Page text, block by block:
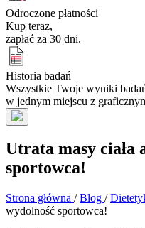
Odroczone płatności
Kup teraz,
zapłać za 30 dni.
Historia badań
Wszystkie Twoje wyniki
w jednym miejscu z
Utrata masy ciała
sportowca!
Strona główna / Blog /
wydolność sportowca!